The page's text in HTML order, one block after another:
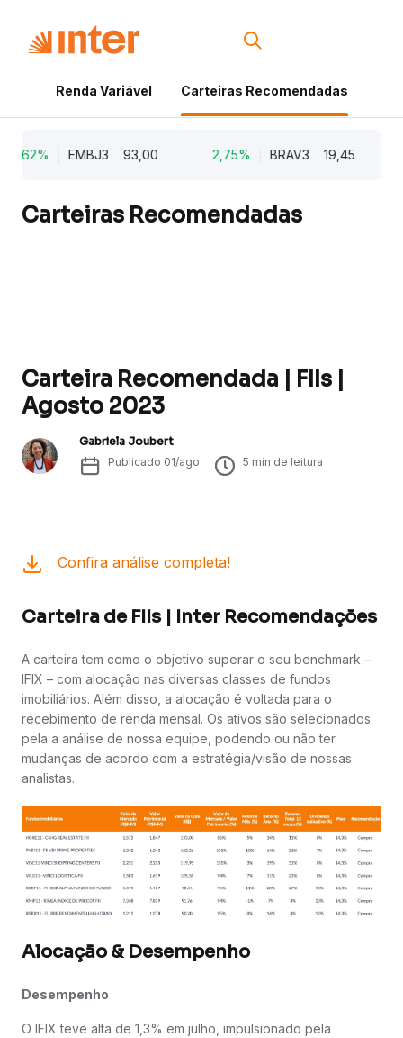
Renda Variável Carteiras Recomendadas
EMBJ3 93,00 2,75% BRAV3 19,45
Carteiras Recomendadas
Carteira Recomendada | FIIs |
Agosto 2023
Gabriela Joubert
Publicado 01/ago 5 min de leitura
Confira análise completa!
Carteira de FIIs | Inter Recomendações
A carteira tem como o objetivo superar o seu benchmark –
IFIX – com alocação nas diversas classes de fundos
imobiliários. Além disso, a alocação é voltada para o
recebimento de renda mensal. Os ativos são selecionados
pela a análise de nossa equipe, podendo ou não ter
mudanças de acordo com a estratégia/visão de nossas
analistas.
Alocação & Desempenho
Desempenho
O IFIX teve alta de 1,3% em julho, impulsionado pela